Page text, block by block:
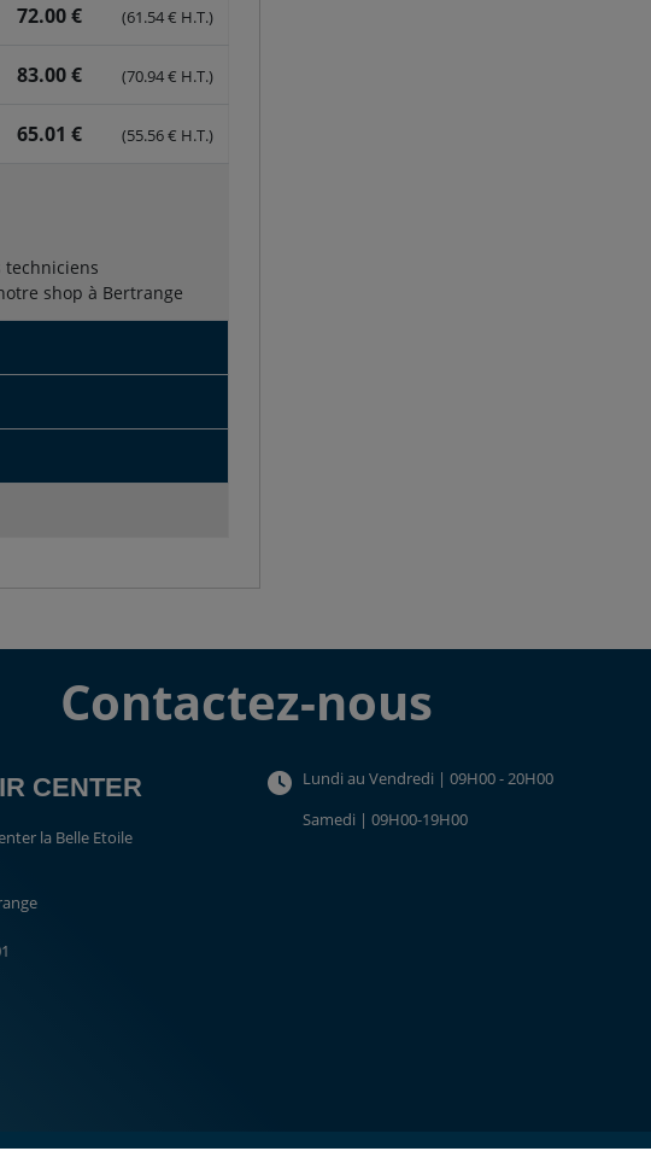
72.00 € (61.54 € H.T.)
83.00 € (70.94 € H.T.)
65.01 € (55.56 € H.T.)
shop à Bertrange
Contactez-nous
CENTER
la Belle Etoile
Lundi au Vendredi | 09H00 - 20H00
Samedi | 09H00-19H00